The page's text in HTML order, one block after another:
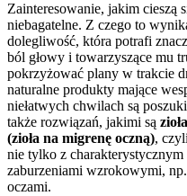
Zainteresowanie, jakim cieszą
niebagatelne. Z czego to
dolegliwość, która potrafi
ból głowy i towarzyszące mu
pokrzyżować plany w trakcie
naturalne produkty mające
niełatwych chwilach są
także rozwiązań, jakimi są
(zioła na migrenę oczną),
nie tylko z
zaburzeniami wzrokowymi,
oczami.